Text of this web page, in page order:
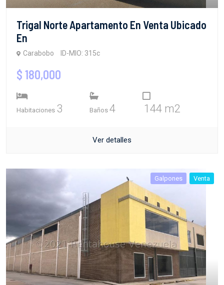
Trigal Norte Apartamento En Venta Ubicado
En
Carabobo ID-MIO: 315c
$ 180,000
Habitaciones 3 Baños 4 144 m2
Ver detalles
Galpones Venta